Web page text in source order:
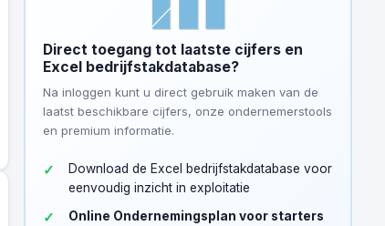
Direct toegang tot laatste cijfers en
Excel bedrijfstakdatabase?
Na inloggen kunt u direct gebruik maken van de
laatst beschikbare cijfers, onze ondernemerstools
en premium informatie.
Download de Excel bedrijfstakdatabase voor
eenvoudig inzicht in exploitatie
Online Ondernemingsplan voor starters